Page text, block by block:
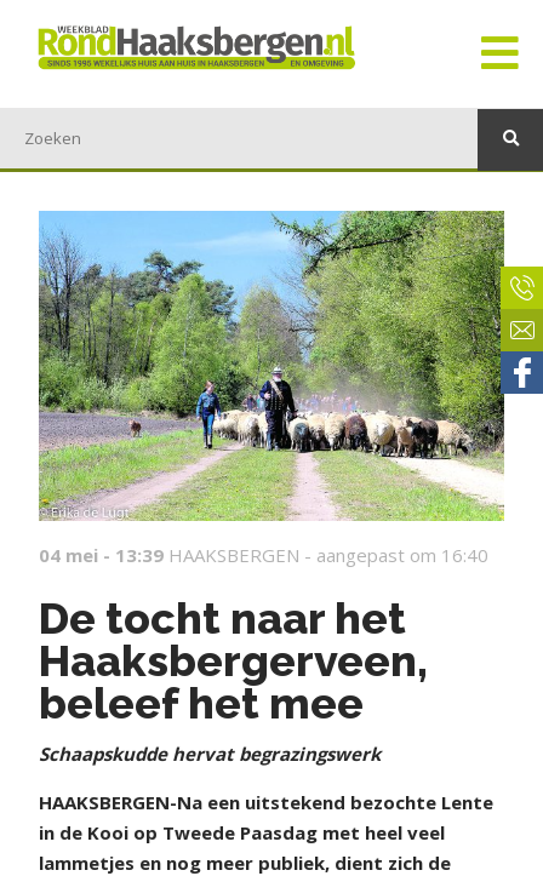
04 mei - 13:39 HAAKSBERGEN - aangepast om 16:40
De tocht naar het
Haaksbergerveen,
beleef het mee
Schaapskudde hervat begrazingswerk
HAAKSBERGEN-Na een uitstekend bezochte Lente
in de Kooi op Tweede Paasdag met heel veel
lammetjes en nog meer publiek, dient zich de